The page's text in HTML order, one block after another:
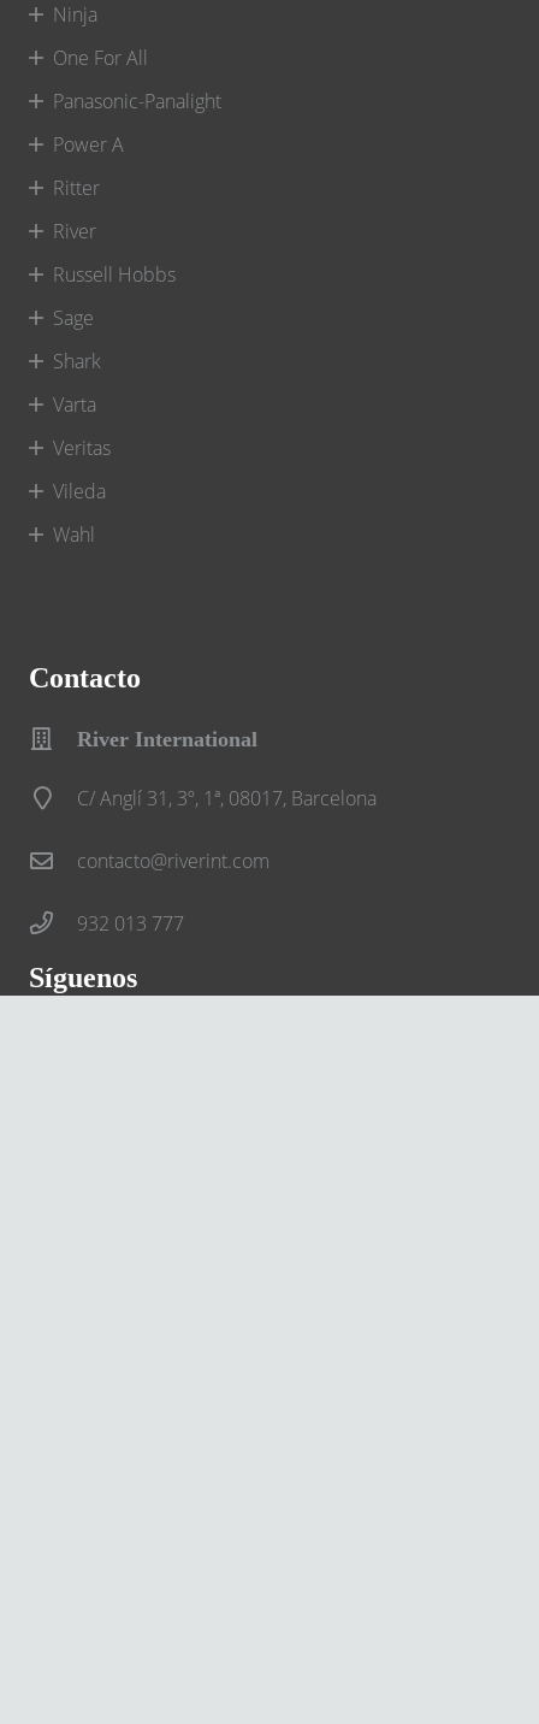
Ninja
One For All
Panasonic-Panalight
Power A
Ritter
River
Russell Hobbs
Sage
Shark
Varta
Veritas
Vileda
Wahl
Contacto
River International
C/ Anglí 31, 3º, 1ª, 08017, Barcelona
contacto@riverint.com
932 013 777
Síguenos